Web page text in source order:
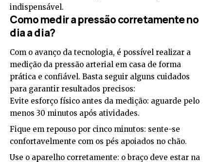
indispensável.
Como medir a pressão corretamente no
dia a dia?
Com o avanço da tecnologia, é possível realizar a
medição da pressão arterial em casa de forma
prática e confiável. Basta seguir alguns cuidados
para garantir resultados precisos:
Evite esforço físico antes da medição: aguarde pelo
menos 30 minutos após atividades.
Fique em repouso por cinco minutos: sente-se
confortavelmente com os pés apoiados no chão.
Use o aparelho corretamente: o braço deve estar na